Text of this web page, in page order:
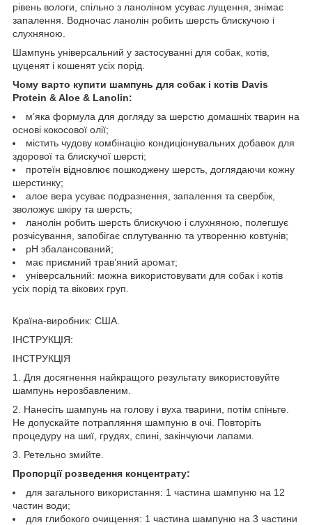
рівень вологи, спільно з ланоліном усуває лущення, знімає
запалення. Водночас ланолін робить шерсть блискучою і
слухняною.
Шампунь універсальний у застосуванні для собак, котів,
цуценят і кошенят усіх порід.
Чому варто купити шампунь для собак і котів Davis
Protein & Aloe & Lanolin:
м’яка формула для догляду за шерстю домашніх тварин на
основі кокосової олії;
містить чудову комбінацію кондиціонувальних добавок для
здорової та блискучої шерсті;
протеїн відновлює пошкоджену шерсть, доглядаючи кожну
шерстинку;
алое вера усуває подразнення, запалення та свербіж,
зволожує шкіру та шерсть;
ланолін робить шерсть блискучою і слухняною, полегшує
розчісування, запобігає сплутуванню та утворенню ковтунів;
рН збалансований;
має приємний трав’яний аромат;
універсальний: можна використовувати для собак і котів
усіх порід та вікових груп.
Країна-виробник: США.
ІНСТРУКЦІЯ:
ІНСТРУКЦІЯ
1. Для досягнення найкращого результату використовуйте
шампунь нерозбавленим.
2. Нанесіть шампунь на голову і вуха тварини, потім спіньте.
Не допускайте потрапляння шампуню в очі. Повторіть
процедуру на шиї, грудях, спині, закінчуючи лапами.
3. Ретельно змийте.
Пропорції розведення концентрату:
для загального використання: 1 частина шампуню на 12
частин води;
для глибокого очищення: 1 частина шампуню на 3 частини